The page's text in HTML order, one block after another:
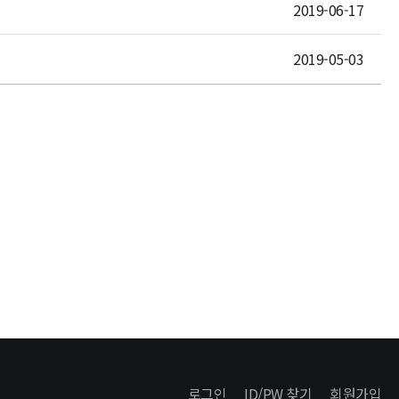
2019-06-17
2019-05-03
로그인 ID/PW 찾기 회원가입